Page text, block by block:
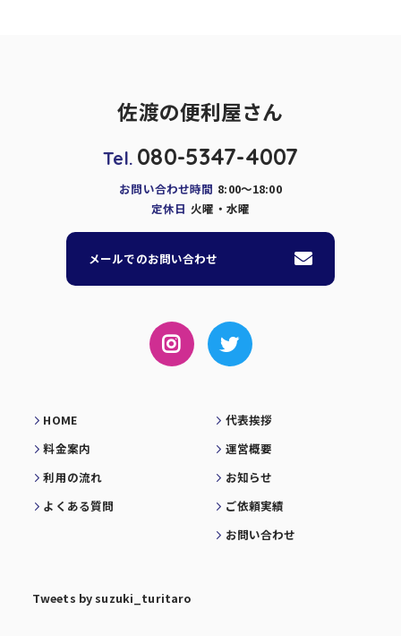
佐渡の便利屋さん
Tel. 080-5347-4007
お問い合わせ時間 8:00～18:00
定休日 火曜・水曜
メールでのお問い合わせ
HOME
料金案内
利用の流れ
よくある質問
代表挨拶
運営概要
お知らせ
ご依頼実績
お問い合わせ
Tweets by suzuki_turitaro